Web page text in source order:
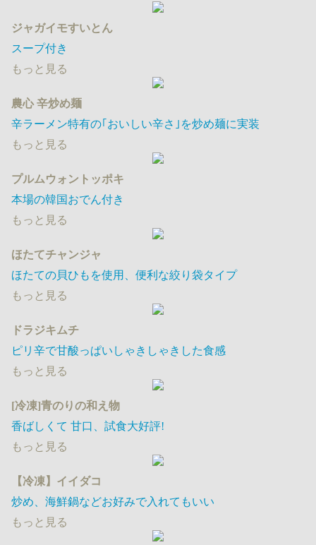
ジャガイモすいとん
スープ付き
もっと見る
農心 辛炒め麺
辛ラーメン特有の｢おいしい辛さ｣を炒め麺に実装
もっと見る
プルムウォントッポキ
本場の韓国おでん付き
もっと見る
ほたてチャンジャ
ほたての貝ひもを使用、便利な絞り袋タイプ
もっと見る
ドラジキムチ
ピリ辛で甘酸っぱいしゃきしゃきした食感
もっと見る
[冷凍]青のりの和え物
香ばしくて 甘口​、試食大好評!
もっと見る
【冷凍】イイダコ
炒め、海鮮鍋などお好みで入れてもいい
もっと見る